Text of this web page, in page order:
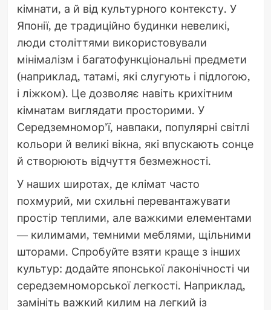
кімнати, а й від культурного контексту. У
Японії, де традиційно будинки невеликі,
люди століттями використовували
мінімалізм і багатофункціональні предмети
(наприклад, татамі, які слугують і підлогою,
і ліжком). Це дозволяє навіть крихітним
кімнатам виглядати просторими. У
Середземномор’ї, навпаки, популярні світлі
кольори й великі вікна, які впускають сонце
й створюють відчуття безмежності.
У наших широтах, де клімат часто
похмурий, ми схильні перевантажувати
простір теплими, але важкими елементами
— килимами, темними меблями, щільними
шторами. Спробуйте взяти краще з інших
культур: додайте японської лаконічності чи
середземноморської легкості. Наприклад,
замініть важкий килим на легкий із